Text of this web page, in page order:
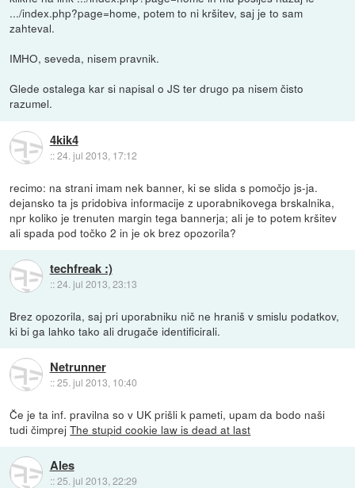
.../index.php?page=home, potem to ni kršitev, saj je to sam
zahteval.
IMHO, seveda, nisem pravnik.
Glede ostalega kar si napisal o JS ter drugo pa nisem čisto
razumel.
4kik4
::24. jul 2013, 17:12
recimo: na strani imam nek banner, ki se slida s pomočjo js-ja.
dejansko ta js pridobiva informacije z uporabnikovega brskalnika,
npr koliko je trenuten margin tega bannerja; ali je to potem kršitev
ali spada pod točko 2 in je ok brez opozorila?
techfreak :)
::24. jul 2013, 23:13
Brez opozorila, saj pri uporabniku nič ne hraniš v smislu podatkov,
ki bi ga lahko tako ali drugače identificirali.
Netrunner
::25. jul 2013, 10:40
Če je ta inf. pravilna so v UK prišli k pameti, upam da bodo naši
tudi čimprejThe stupid cookie law is dead at last
Ales
::25. jul 2013, 22:29